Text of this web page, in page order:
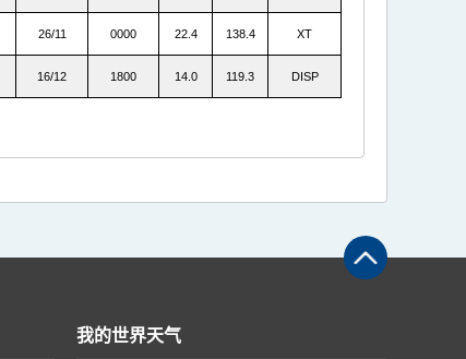
26/11 0000 22.4 138.4 XT
16/12 1800 14.0 119.3 DISP
我的世界天气